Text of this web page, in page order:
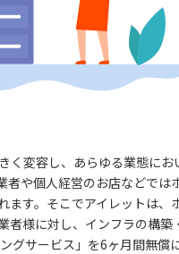
変容し、あらゆる業態にお
や個人経営のお店などでは
す。そこでアイレットは、
者様に対し、インフラの構築
グサービス」を6ヶ月間無償